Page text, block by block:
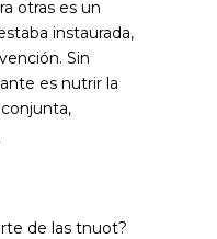
otras es un
instaurada,
Sin
es nutrir la
de las tnuot?